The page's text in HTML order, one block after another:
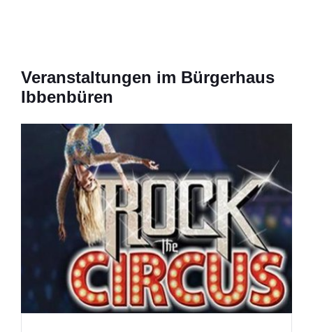
Veranstaltungen im Bürgerhaus
Ibbenbüren